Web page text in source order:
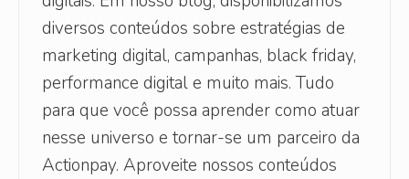
diversos conteúdos sobre estratégias de
marketing digital, campanhas, black friday,
performance digital e muito mais. Tudo
para que você possa aprender como atuar
nesse universo e tornar-se um parceiro da
Actionpay. Aproveite nossos conteúdos